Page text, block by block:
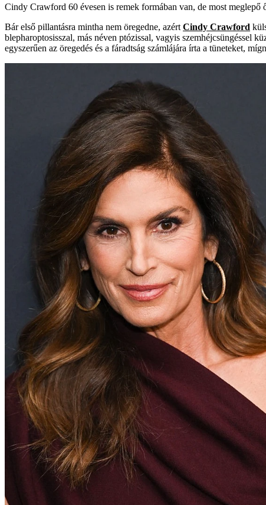
Cindy Crawford 60 évesen is remek formában van, de most
Bár első pillantásra mintha nem öregedne, azért Cindy Crawford
blepharoptosisszal, más néven ptózissal, vagyis szemhéjcsüngéssel
egyszerűen az öregedés és a fáradtság számlájára írta a tüneteket,